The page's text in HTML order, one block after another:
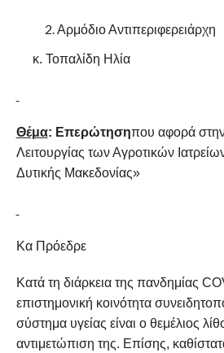
Αρμόδιο Αντιπεριφερειάρχη
κ. Τοπαλίδη Ηλία
Θέμα: Επερώτησηπου αφορά
Λειτουργίας των Αγροτικών
Δυτικής Μακεδονίας»
Κα Πρόεδρε
Κατά τη διάρκεια της πανδημίας
επιστημονική κοινότητα
σύστημα υγείας είναι ο θεμέλιος
αντιμετώπιση της. Επίσης,